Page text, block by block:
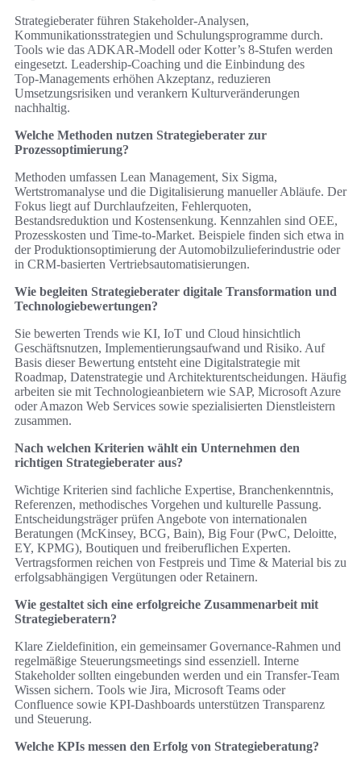
Strategieberater führen Stakeholder‑Analysen,
Kommunikationsstrategien und Schulungsprogramme durch.
Tools wie das ADKAR‑Modell oder Kotter’s 8‑Stufen werden
eingesetzt. Leadership‑Coaching und die Einbindung des
Top‑Managements erhöhen Akzeptanz, reduzieren
Umsetzungsrisiken und verankern Kulturveränderungen
nachhaltig.
Welche Methoden nutzen Strategieberater zur
Prozessoptimierung?
Methoden umfassen Lean Management, Six Sigma,
Wertstromanalyse und die Digitalisierung manueller Abläufe. Der
Fokus liegt auf Durchlaufzeiten, Fehlerquoten,
Bestandsreduktion und Kostensenkung. Kennzahlen sind OEE,
Prozesskosten und Time‑to‑Market. Beispiele finden sich etwa in
der Produktionsoptimierung der Automobilzulieferindustrie oder
in CRM‑basierten Vertriebsautomatisierungen.
Wie begleiten Strategieberater digitale Transformation und
Technologiebewertungen?
Sie bewerten Trends wie KI, IoT und Cloud hinsichtlich
Geschäftsnutzen, Implementierungsaufwand und Risiko. Auf
Basis dieser Bewertung entsteht eine Digitalstrategie mit
Roadmap, Datenstrategie und Architekturentscheidungen. Häufig
arbeiten sie mit Technologieanbietern wie SAP, Microsoft Azure
oder Amazon Web Services sowie spezialisierten Dienstleistern
zusammen.
Nach welchen Kriterien wählt ein Unternehmen den
richtigen Strategieberater aus?
Wichtige Kriterien sind fachliche Expertise, Branchenkenntnis,
Referenzen, methodisches Vorgehen und kulturelle Passung.
Entscheidungsträger prüfen Angebote von internationalen
Beratungen (McKinsey, BCG, Bain), Big Four (PwC, Deloitte,
EY, KPMG), Boutiquen und freiberuflichen Experten.
Vertragsformen reichen von Festpreis und Time & Material bis zu
erfolgsabhängigen Vergütungen oder Retainern.
Wie gestaltet sich eine erfolgreiche Zusammenarbeit mit
Strategieberatern?
Klare Zieldefinition, ein gemeinsamer Governance‑Rahmen und
regelmäßige Steuerungsmeetings sind essenziell. Interne
Stakeholder sollten eingebunden werden und ein Transfer‑Team
Wissen sichern. Tools wie Jira, Microsoft Teams oder
Confluence sowie KPI‑Dashboards unterstützen Transparenz
und Steuerung.
Welche KPIs messen den Erfolg von Strategieberatung?